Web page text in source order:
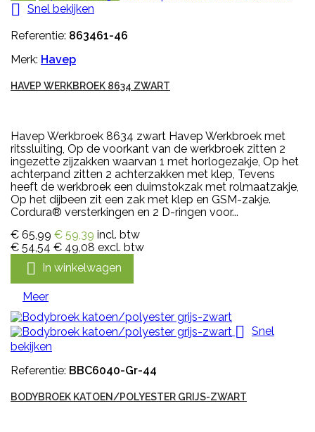
 Snel bekijken
Referentie: 863461-46
Merk: Havep
HAVEP WERKBROEK 8634 ZWART
Havep Werkbroek 8634 zwart Havep Werkbroek met
ritssluiting, Op de voorkant van de werkbroek zitten 2
ingezette zijzakken waarvan 1 met horlogezakje, Op het
achterpand zitten 2 achterzakken met klep, Tevens
heeft de werkbroek een duimstokzak met rolmaatzakje,
Op het dijbeen zit een zak met klep en GSM-zakje.
Cordura® versterkingen en 2 D-ringen voor...
€ 65,99 € 59,39 incl. btw
€ 54,54 € 49,08 excl. btw
 In winkelwagen
Meer
 Snel
bekijken
Referentie: BBC6040-Gr-44
BODYBROEK KATOEN/POLYESTER GRIJS-ZWART